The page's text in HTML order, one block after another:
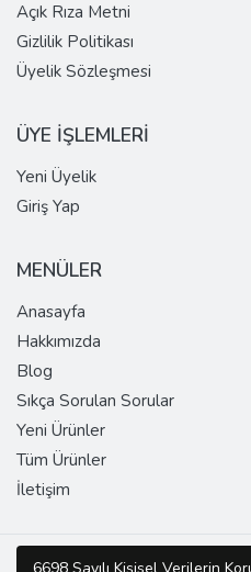
Açık Rıza Metni
Gizlilik Politikası
Üyelik Sözleşmesi
ÜYE İŞLEMLERİ
Yeni Üyelik
Giriş Yap
MENÜLER
Anasayfa
Hakkımızda
Blog
Sıkça Sorulan Sorular
Yeni Ürünler
Tüm Ürünler
İletişim
Copyright © 2026 SUPER